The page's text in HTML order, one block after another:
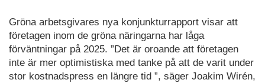
Gröna arbetsgivares nya konjunkturrapport visar att
företagen inom de gröna näringarna har låga
förväntningar på 2025. ”Det är oroande att företagen
inte är mer optimistiska med tanke på att de varit under
stor kostnadspress en längre tid ”, säger Joakim Wirén,